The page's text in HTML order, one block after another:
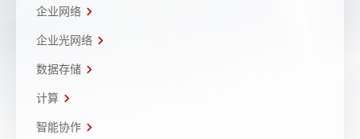
企业网络
企业光网络
数据存储
计算
智能协作